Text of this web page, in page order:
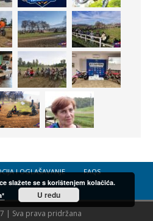
I OGLAŠAVANJE FAQS
| Sva prava pridržana
slažete se s korištenjem kolačića.
U redu